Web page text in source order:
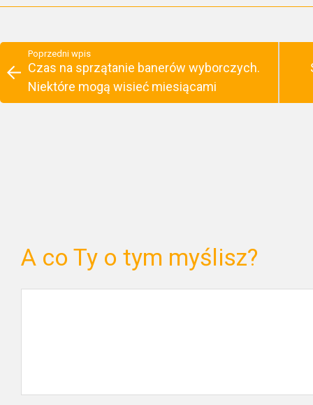
Poprzedni wpis
Czas na sprzątanie banerów wyborczych.
Niektóre mogą wisieć miesiącami
A co Ty o tym myślisz?